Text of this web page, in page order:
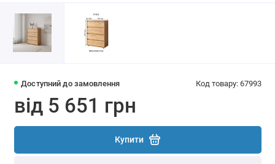
Доступний до замовлення Код товару: 67993
від 5 651 грн
Купити